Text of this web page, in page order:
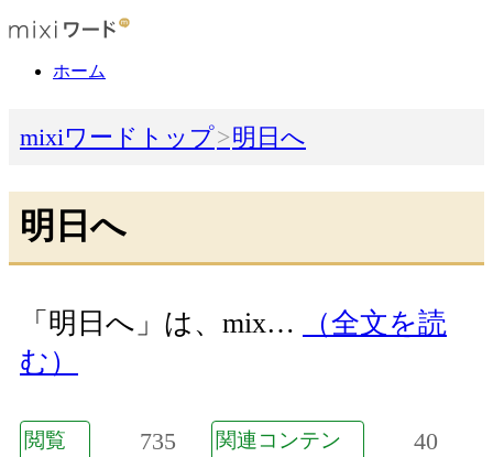
ホーム
mixiワードトップ 明日へ
明日へ
「明日へ」は、mix…
（全文を読
む）
閲覧
735
関連コンテン
40